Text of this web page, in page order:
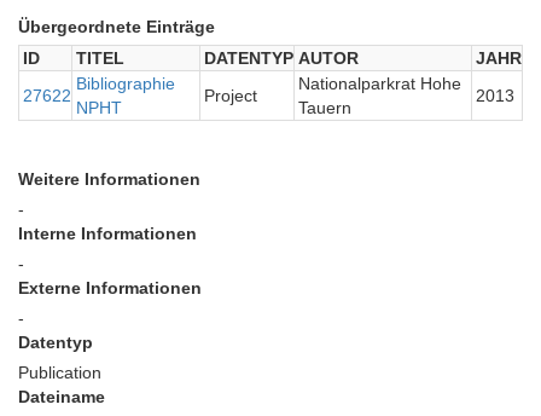
Übergeordnete Einträge
ID
TITEL DATENTYP AUTOR
JAHR
27622
Bibliographie
NPHT
Project
Nationalparkrat Hohe
Tauern
2013
Weitere Informationen
-
Interne Informationen
-
Externe Informationen
-
Datentyp
Publication
Dateiname